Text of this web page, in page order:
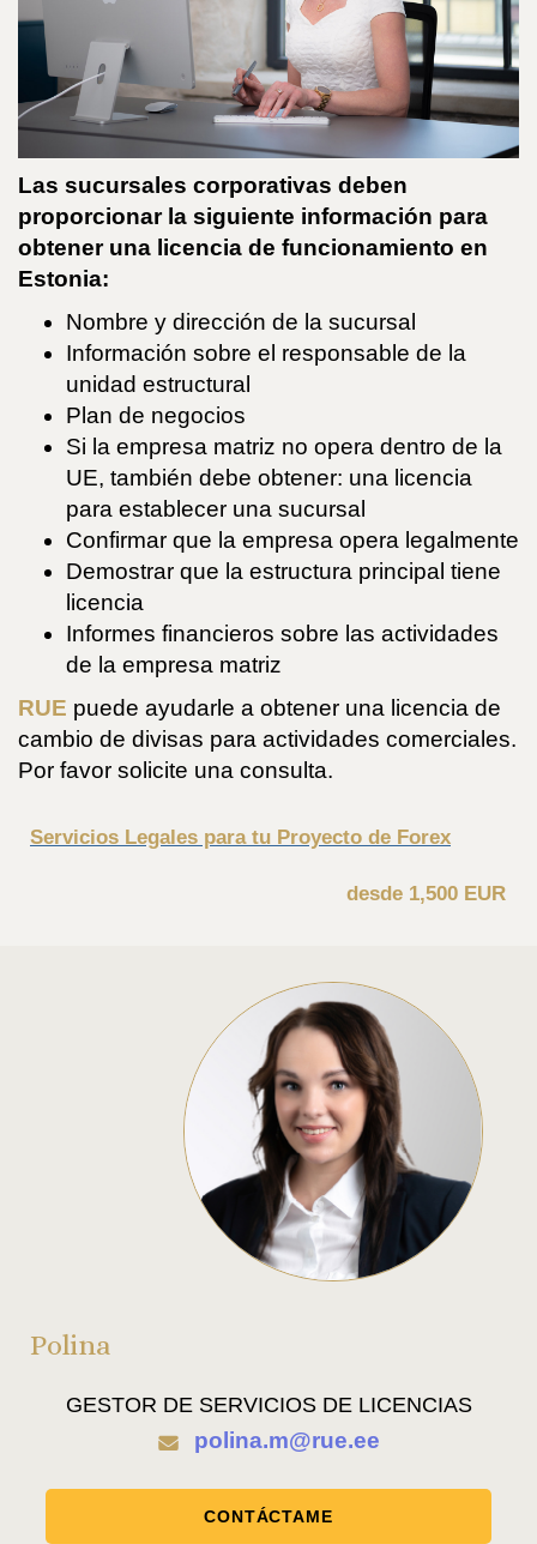
Las sucursales corporativas deben
proporcionar la siguiente información para
obtener una licencia de funcionamiento en
Estonia:
Nombre y dirección de la sucursal
Información sobre el responsable de la
unidad estructural
Plan de negocios
Si la empresa matriz no opera dentro de la
UE, también debe obtener: una licencia
para establecer una sucursal
Confirmar que la empresa opera legalmente
Demostrar que la estructura principal tiene
licencia
Informes financieros sobre las actividades
de la empresa matriz
RUE puede ayudarle a obtener una licencia de
cambio de divisas para actividades comerciales.
Por favor solicite una consulta.
Servicios Legales para tu Proyecto de Forex
desde 1,500 EUR
Polina
GESTOR DE SERVICIOS DE LICENCIAS
polina.m@rue.ee
CONTÁCTAME